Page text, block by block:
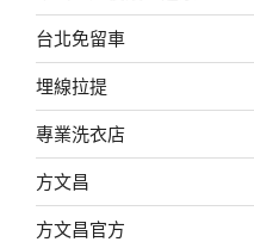
台北免留車
埋線拉提
專業洗衣店
方文昌
方文昌官方